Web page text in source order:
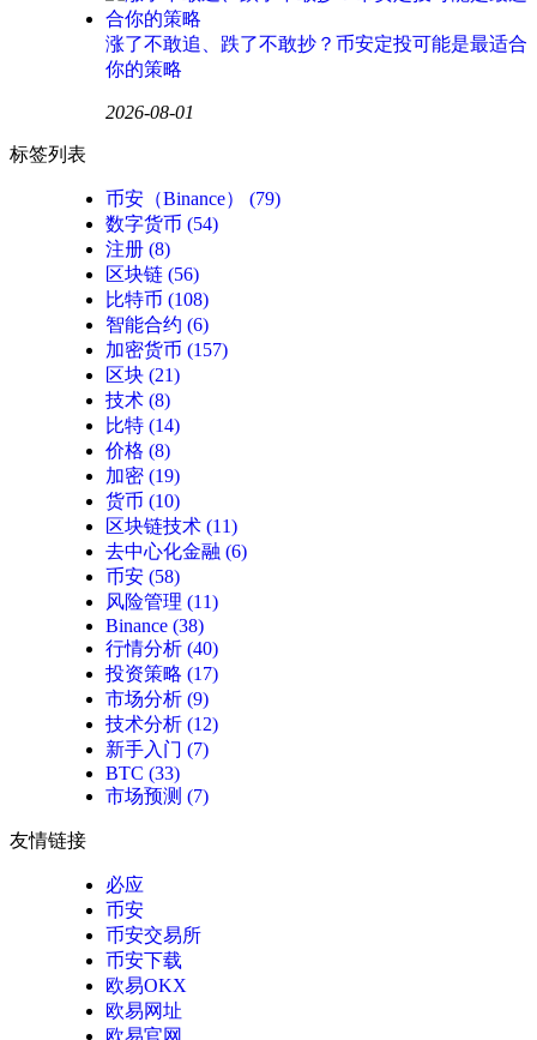
涨了不敢追、跌了不敢抄？币安定投可能是最适合
你的策略
2026-08-01
标签列表
币安（Binance）
(79)
数字货币 (54)
注册 (8)
区块链 (56)
比特币 (108)
智能合约 (6)
加密货币 (157)
区块 (21)
技术 (8)
比特 (14)
价格 (8)
加密 (19)
货币 (10)
区块链技术 (11)
去中心化金融 (6)
币安 (58)
风险管理 (11)
Binance (38)
行情分析 (40)
投资策略 (17)
市场分析 (9)
技术分析 (12)
新手入门 (7)
BTC (33)
市场预测 (7)
友情链接
必应
币安
币安交易所
币安下载
欧易OKX
欧易网址
欧易官网